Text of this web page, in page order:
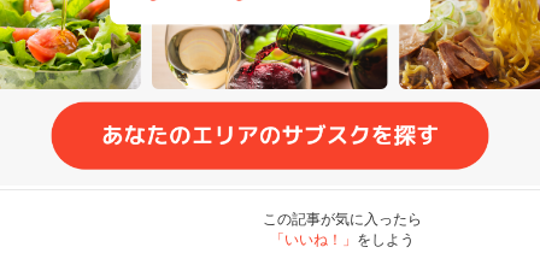
この記事が気に入ったら
「いいね！」 をしよう